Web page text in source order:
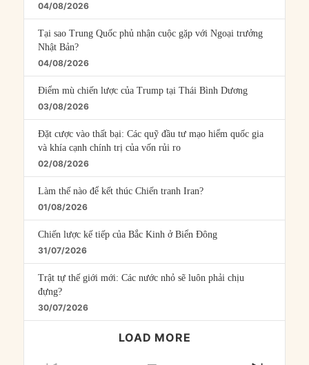
04/08/2026
Tại sao Trung Quốc phủ nhận cuộc gặp với Ngoại trưởng
Nhật Bản?
04/08/2026
Điểm mù chiến lược của Trump tại Thái Bình Dương
03/08/2026
Đặt cược vào thất bại: Các quỹ đầu tư mạo hiểm quốc gia
và khía cạnh chính trị của vốn rủi ro
02/08/2026
Làm thế nào để kết thúc Chiến tranh Iran?
01/08/2026
Chiến lược kế tiếp của Bắc Kinh ở Biển Đông
31/07/2026
Trật tự thế giới mới: Các nước nhỏ sẽ luôn phải chịu
đựng?
30/07/2026
LOAD MORE